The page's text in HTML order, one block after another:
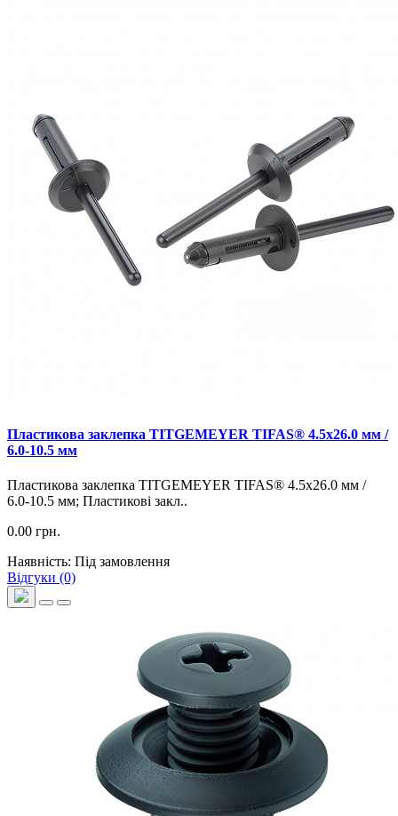
Пластикова заклепка TITGEMEYER TIFAS® 4.5х26.0 мм /
6.0-10.5 мм
Пластикова заклепка TITGEMEYER TIFAS® 4.5х26.0 мм /
6.0-10.5 мм; Пластикові закл..
0.00 грн.
Наявність: Під замовлення
Відгуки (0)